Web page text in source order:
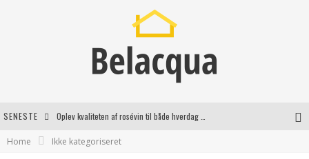
SENESTE
Home Ikke kategoriseret